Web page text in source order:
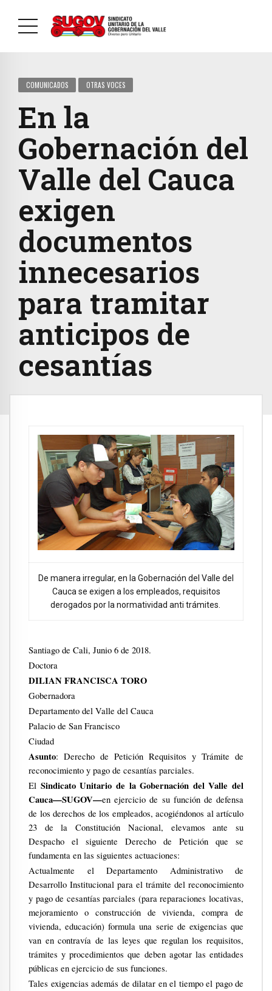
COMUNICADOS OTRAS VOCES
En la
Gobernación del
Valle del Cauca
exigen
documentos
innecesarios
para tramitar
anticipos de
cesantías
De manera irregular, en la Gobernación del Valle del
Cauca se exigen a los empleados, requisitos
derogados por la normatividad anti trámites.
Santiago de Cali, Junio 6 de 2018.
Doctora
DILIAN FRANCISCA TORO
Gobernadora
Departamento del Valle del Cauca
Palacio de San Francisco
Ciudad
Asunto: Derecho de Petición Requisitos y Trámite de
reconocimiento y pago de cesantías parciales.
El Sindicato Unitario de la Gobernación del Valle del
Cauca—SUGOV—en ejercicio de su función de defensa
de los derechos de los empleados, acogiéndonos al artículo
23 de la Constitución Nacional, elevamos ante su
Despacho el siguiente Derecho de Petición que se
fundamenta en las siguientes actuaciones:
Actualmente el Departamento Administrativo de
Desarrollo Institucional para el trámite del reconocimiento
y pago de cesantías parciales (para reparaciones locativas,
mejoramiento o construcción de vivienda, compra de
vivienda, educación) formula una serie de exigencias que
van en contravía de las leyes que regulan los requisitos,
trámites y procedimientos que deben agotar las entidades
públicas en ejercicio de sus funciones.
Tales exigencias además de dilatar en el tiempo el pago de